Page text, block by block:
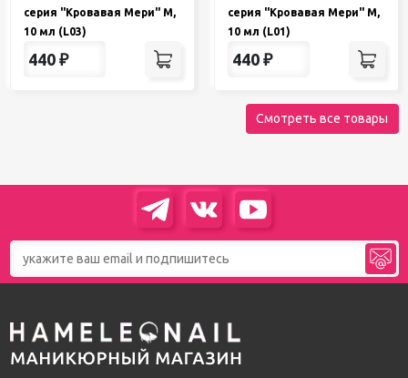
серия "Кровавая Мери" М,
10 мл (L03)
440 ₽
серия "Кровавая Мери" М,
10 мл (L01)
440 ₽
Смотреть все товары